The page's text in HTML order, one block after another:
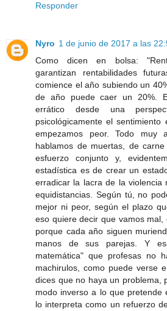
Responder
Nyro 1 de junio de 2017 a las
Como dicen en bolsa:
garantizan rentabilidades
comience el año subiendo un
de año puede caer un 20%.
errático desde una
psicológicamente el
empezamos peor. Todo muy
hablamos de muertas, de
esfuerzo conjunto y,
estadística es de crear un
erradicar la lacra de la violencia
equidistancias. Según tú, no
mejor ni peor, según el plazo
eso quiere decir que vamos mal,
porque cada año siguen
manos de sus parejas. Y
matemática" que profesas no
machirulos, como puede verse
dices que no haya un problema,
modo inverso a lo que pretende
lo interpreta como un refuerzo